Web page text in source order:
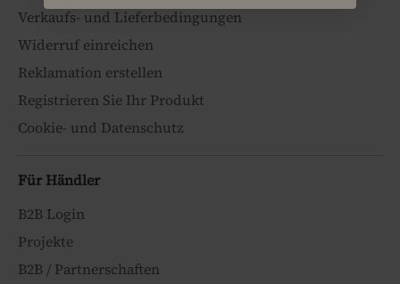
Verkaufs- und Lieferbedingungen
Widerruf einreichen
Reklamation erstellen
Registrieren Sie Ihr Produkt
Cookie- und Datenschutz
Für Händler
B2B Login
Projekte
B2B / Partnerschaften